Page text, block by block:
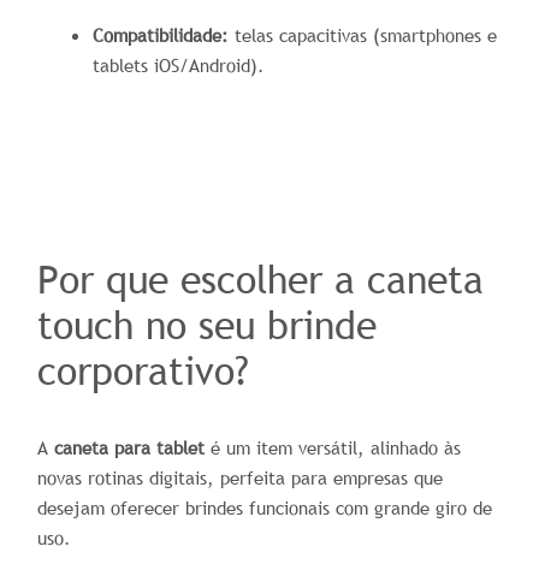
Compatibilidade: telas capacitivas (smartphones e
tablets iOS/Android).
Por que escolher a caneta
touch no seu brinde
corporativo?
A caneta para tablet é um item versátil, alinhado às
novas rotinas digitais, perfeita para empresas que
desejam oferecer brindes funcionais com grande giro de
uso.